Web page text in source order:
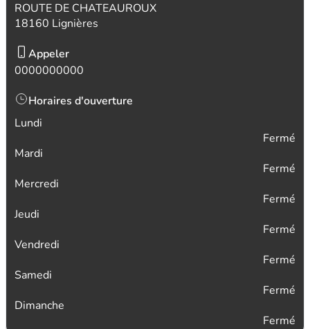
ROUTE DE CHATEAUROUX
18160 Lignières
Appeler
0000000000
Horaires d'ouverture
Lundi
Fermé
Mardi
Fermé
Mercredi
Fermé
Jeudi
Fermé
Vendredi
Fermé
Samedi
Fermé
Dimanche
Fermé